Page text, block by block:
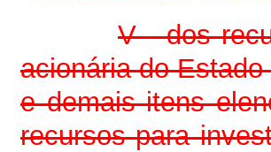
V - dos
acionária do
e demais itens
recursos para